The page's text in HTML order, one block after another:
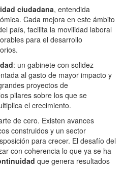
ciudadana, entendida
Cada mejora en este ámbito
país, facilita la movilidad laboral
para el desarrollo
: un gabinete con solidez
al gasto de mayor impacto y
proyectos de
pilares sobre los que se
el crecimiento.
de cero. Existen avances
construidos y un sector
para crecer. El desafío del
con coherencia lo que ya se ha
que genera resultados